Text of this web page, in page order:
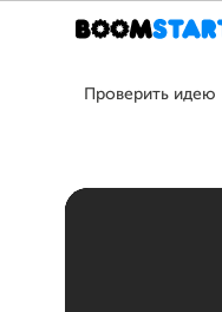
Проверить идею